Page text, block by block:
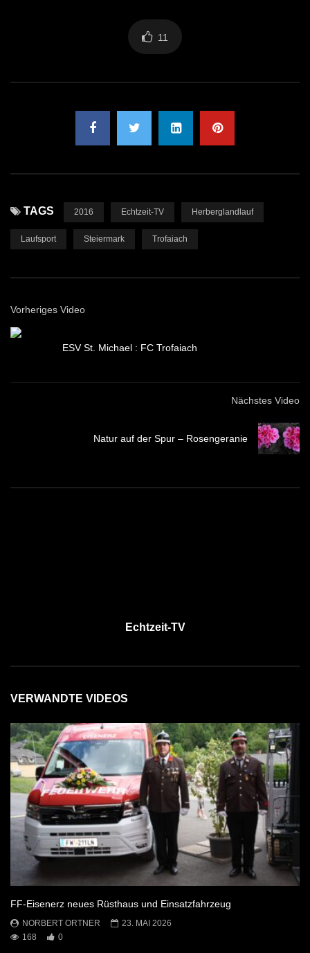
11
TAGS 2016 Echtzeit-TV Herberglandlauf
Laufsport Steiermark Trofaiach
Vorheriges Video
ESV St. Michael : FC Trofaiach
Nächstes Video
Natur auf der Spur – Rosengeranie
Echtzeit-TV
VERWANDTE VIDEOS
FF-Eisenerz neues Rüsthaus und Einsatzfahrzeug
NORBERT ORTNER
23. MAI 2026
168
0